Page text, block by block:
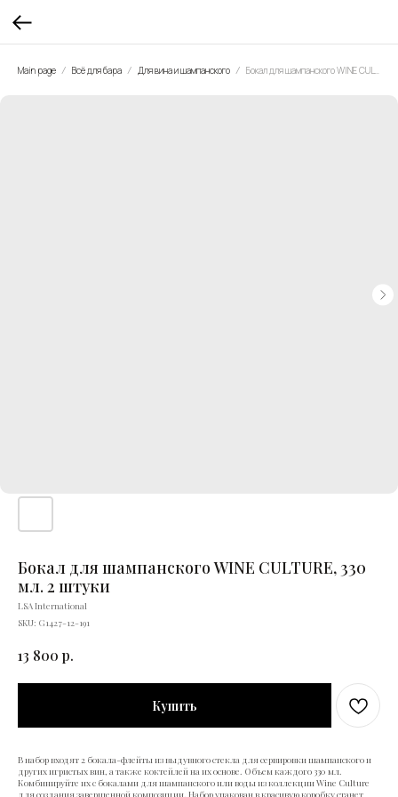
Main page Всё для бара Для вина и шампанского
Бокал для шампанского WINE CULTURE, 330
мл. 2 штуки
LSA International
SKU: G1427-12-191
13 800 р.
Купить
В набор входят 2 бокала-флейты из выдувного стекла для сервировки шампанского и
других игристых вин, а также коктейлей на их основе. Объем каждого 330 мл.
Комбинируйте их с бокалами для шампанского или воды из коллекции Wine Culture
для создания завершенной композиции. Набор упакован в красивую коробку станет